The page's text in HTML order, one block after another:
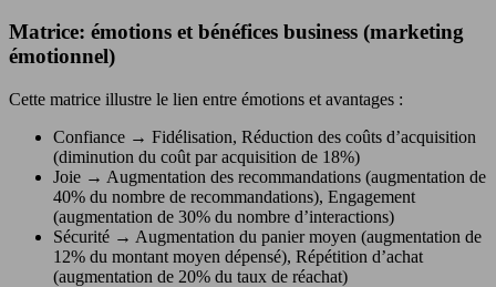
Matrice: émotions et bénéfices business (marketing
émotionnel)
Cette matrice illustre le lien entre émotions et avantages :
Confiance → Fidélisation, Réduction des coûts d’acquisition
(diminution du coût par acquisition de 18%)
Joie → Augmentation des recommandations (augmentation de
40% du nombre de recommandations), Engagement
(augmentation de 30% du nombre d’interactions)
Sécurité → Augmentation du panier moyen (augmentation de
12% du montant moyen dépensé), Répétition d’achat
(augmentation de 20% du taux de réachat)